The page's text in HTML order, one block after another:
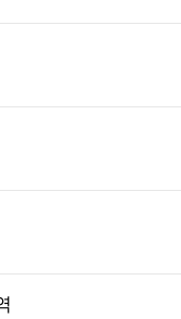
수
수
수